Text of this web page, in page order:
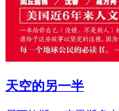
天空的另一半